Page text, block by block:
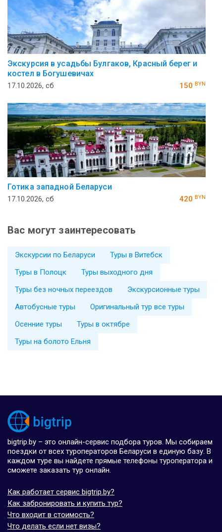
Экскурсия в усадьбы Булгаков, Красный берег и
костел в Богушевичах
17.10.2026, сб 150 BYN
Готика западной Беларуси
17.10.2026, сб 420 BYN
Вас могут заинтересовать
Экскурсии по Беларуси
Туры в Витебск
Туры в Полоцк
Туры выходного дня
Туры без ночных переездов
Экскурсионные туры
Автобусные туры
Оригинальный тур все туры
Осенние туры
Туры в октябре
Туры на болото Ельня
bigtrip.by – это онлайн-сервис подбора туров. Мы собираем
поездки от всех туроператоров Беларуси в единую базу. В
каждом туре вы найдете прямые телефоны туроператора и
сможете заказать тур онлайн.
Как работает сервис bigtrip.by?
Как забронировать и купить тур?
Что входит в стоимость?
Что делать если нет визы?